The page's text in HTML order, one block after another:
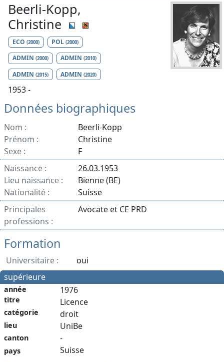
Beerli-Kopp,
Christine
ECO (2000) POL(2000)
ADMIN (2000) ADMIN(2010)
ADMIN (2015) ADMIN(2020)
1953 -
Données biographiques
Nom :
Beerli-Kopp
Prénom :
Christine
Sexe :
F
Naissance :
26.03.1953
Lieu naissance :
Bienne (BE)
Nationalité :
Suisse
Principales
professions :
Avocate et CE PRD
Formation
Universitaire :
oui
supérieure
année
titre
catégorie
lieu
canton
pays
1976
Licence
droit
UniBe
-
Suisse